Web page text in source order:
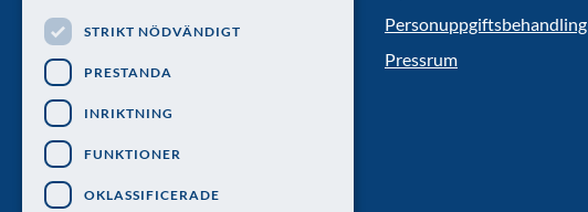
Telefon: 08-673 95 00
Personuppgiftsbehandling
Pressrum
STRIKT NÖDVÄNDIGT
PRESTANDA
INRIKTNING
FUNKTIONER
OKLASSIFICERADE